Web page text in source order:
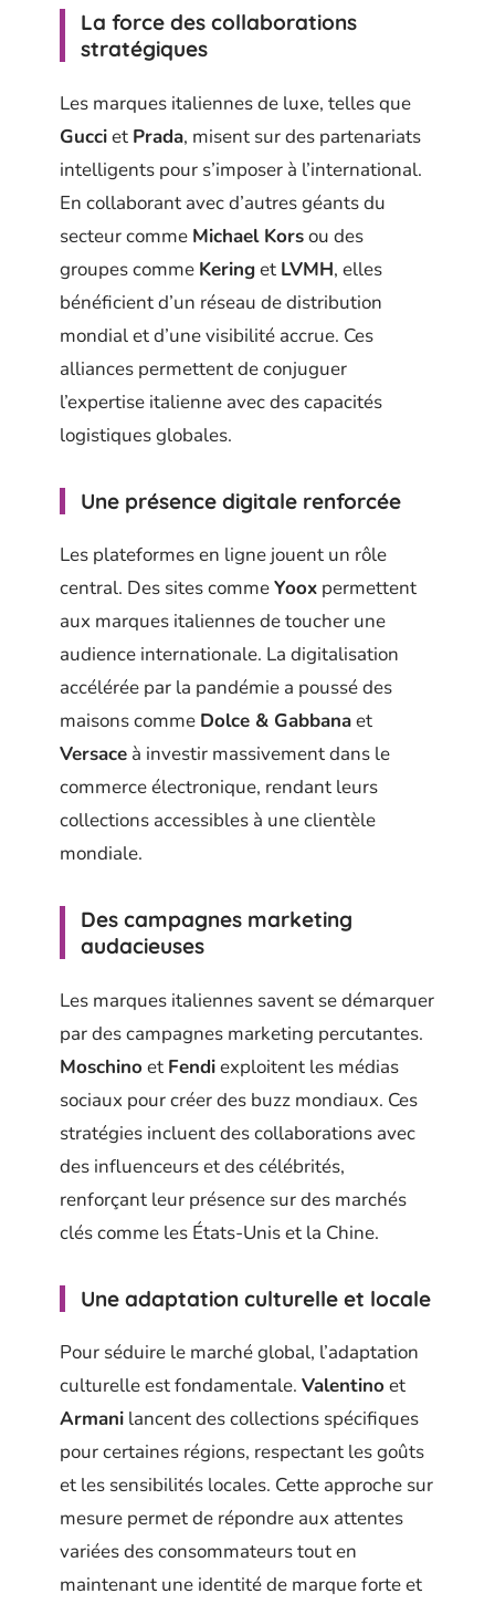
La force des collaborations
stratégiques
Les marques italiennes de luxe, telles que
Gucciet Prada, misent sur des partenariats
intelligents pour s’imposer à l’international.
En collaborant avec d’autres géants du
secteur comme Michael Korsou des
groupes comme Keringet LVMH, elles
bénéficient d’un réseau de distribution
mondial et d’une visibilité accrue. Ces
alliances permettent de conjuguer
l’expertise italienne avec des capacités
logistiques globales.
Une présence digitale renforcée
Les plateformes en ligne jouent un rôle
central. Des sites commeYoox permettent
aux marques italiennes de toucher une
audience internationale. La digitalisation
accélérée par la pandémie a poussé des
maisons comme Dolce & Gabbanaet
Versace à investir massivement dans le
commerce électronique, rendant leurs
collections accessibles à une clientèle
mondiale.
Des campagnes marketing
audacieuses
Les marques italiennes savent se démarquer
par des campagnes marketing percutantes.
Moschino et Fendiexploitent les médias
sociaux pour créer des buzz mondiaux. Ces
stratégies incluent des collaborations avec
des influenceurs et des célébrités,
renforçant leur présence sur des marchés
clés comme les États-Unis et la Chine.
Une adaptation culturelle et locale
Pour séduire le marché global, l’adaptation
culturelle est fondamentale. Valentino et
Armani lancent des collections spécifiques
pour certaines régions, respectant les goûts
et les sensibilités locales. Cette approche sur
mesure permet de répondre aux attentes
variées des consommateurs tout en
maintenant une identité de marque forte et